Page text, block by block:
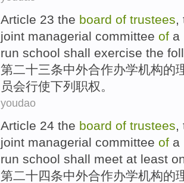
Article 23 the board of trustees,
joint managerial committee of a
run school shall exercise the
第二十三条中外合作办学机构的
员会行使下列 职权。
youdao
Article 24 the board of trustees,
joint managerial committee of a
run school shall meet at least
第二十四条中外合作办学机构的